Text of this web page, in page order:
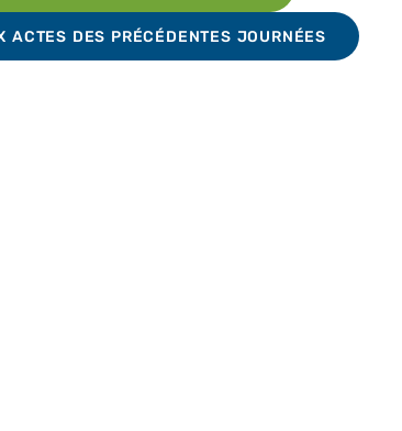
ACTES DES PRÉCÉDENTES JOURNÉES